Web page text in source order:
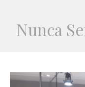
Nunca